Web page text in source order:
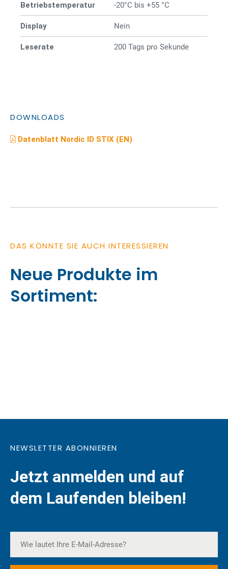
Betriebstemperatur -20°C bis +55 °C
Display Nein
Leserate 200 Tags pro Sekunde
DOWNLOADS
Datenblatt Nordic ID STIX (EN)
DAS KÖNNTE SIE AUCH INTERESSIEREN
Neue Produkte im
Sortiment:
NEWSLETTER ABONNIEREN
Jetzt anmelden und auf
dem Laufenden bleiben!